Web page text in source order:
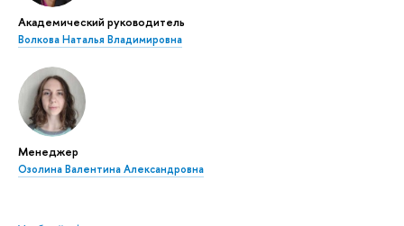
Академический руководитель
Волкова Наталья Владимировна
Менеджер
Озолина Валентина Александровна